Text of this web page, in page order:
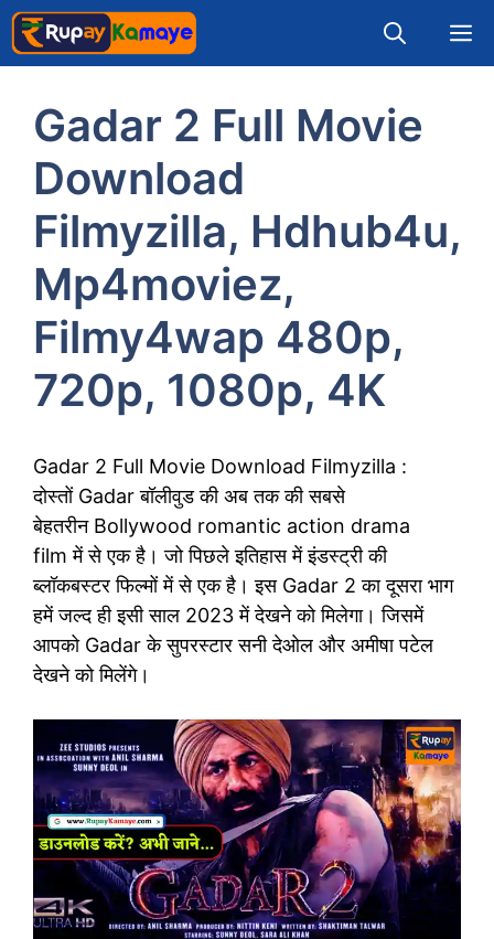
Skip
to
content
Gadar 2 Full Movie
Download
Filmyzilla, Hdhub4u,
Mp4moviez,
Filmy4wap 480p,
720p, 1080p, 4K
Gadar 2 Full Movie Download Filmyzilla :
दोस्तों Gadar बॉलीवुड की अब तक की सबसे
बेहतरीन Bollywood romantic action drama
film में से एक है। जो पिछले इतिहास में इंडस्ट्री की
ब्लॉकबस्टर फिल्मों में से एक है। इस Gadar 2 का दूसरा भाग
हमें जल्द ही इसी साल 2023 में देखने को मिलेगा। जिसमें
आपको Gadar के सुपरस्टार सनी देओल और अमीषा पटेल
देखने को मिलेंगे।